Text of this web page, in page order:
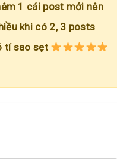
1 cái post mới nên
khi có 2, 3 posts
tí sao sẹt